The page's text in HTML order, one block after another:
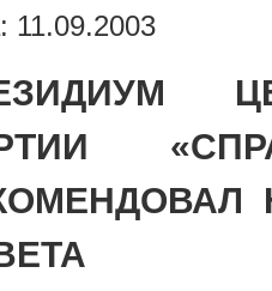
11.09.2003